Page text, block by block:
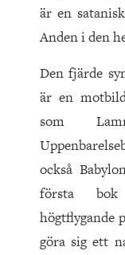
är en
Anden i den
Den fjärde
är en
som
också
första
högtflygande
göra sig ett